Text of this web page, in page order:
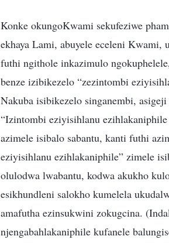
Konke okungoKwami sekufeziwe
ekhaya Lami, abuyele eceleni Kwami,
futhi ngithole inkazimulo
benze izibikezelo “zezintombi
Nakuba isibikezelo singanembi,
“Izintombi eziyisihlanu
azimele isibalo sabantu, kanti futhi
eziyisihlanu ezihlakaniphile” zimele
olulodwa lwabantu, kodwa akukho
esikhundleni salokho kumelela
amafutha ezinsukwini zokugcina.
njengabahlakaniphile kufanele